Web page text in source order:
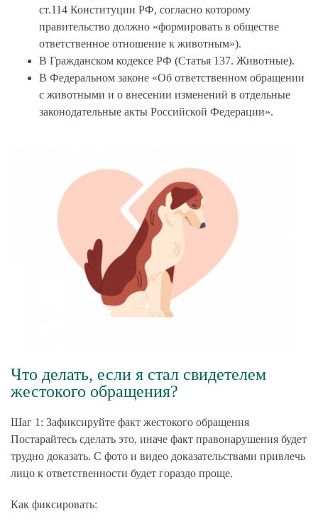
ст.114 Конституции РФ, согласно которому
правительство должно «формировать в обществе
ответственное отношение к животным»).
В Гражданском кодексе РФ (Статья 137. Животные).
В Федеральном законе «Об ответственном обращении
с животными и о внесении изменений в отдельные
законодательные акты Российской Федерации».
Что делать, если я стал свидетелем
жестокого обращения?
Шаг 1: Зафиксируйте факт жестокого обращения
Постарайтесь сделать это, иначе факт правонарушения будет
трудно доказать. С фото и видео доказательствами привлечь
лицо к ответственности будет гораздо проще.
Как фиксировать: